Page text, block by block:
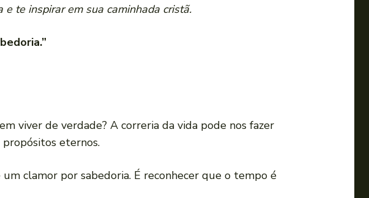
te inspirar em sua caminhada cristã.
viver de verdade? A correria da vida pode nos fazer
propósitos eternos.
clamor por sabedoria. É reconhecer que o tempo é